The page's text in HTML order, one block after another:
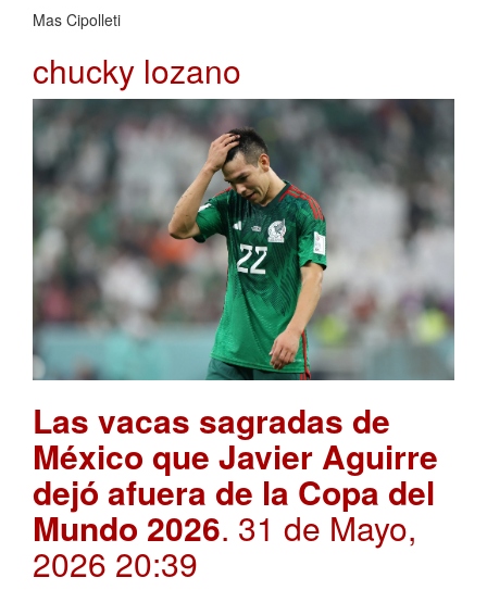
Mas Cipolleti
chucky lozano
Las vacas sagradas de
México que Javier Aguirre
dejó afuera de la Copa del
Mundo 2026. 31 de Mayo,
2026 20:39